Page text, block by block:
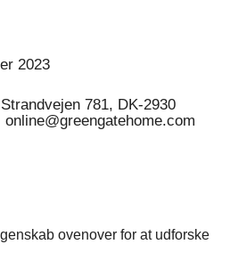
2023
781, DK-2930
ovenover for at udforske